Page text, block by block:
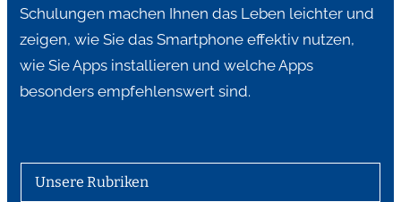
Schulungen machen Ihnen das Leben leichter und
zeigen, wie Sie das Smartphone effektiv nutzen,
wie Sie Apps installieren und welche Apps
besonders empfehlenswert sind.
Unsere Rubriken